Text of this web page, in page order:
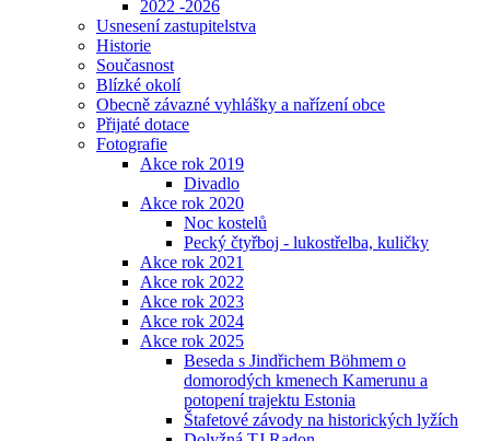
2022 -2026
Usnesení zastupitelstva
Historie
Současnost
Blízké okolí
Obecně závazné vyhlášky a nařízení obce
Přijaté dotace
Fotografie
Akce rok 2019
Divadlo
Akce rok 2020
Noc kostelů
Pecký čtyřboj - lukostřelba, kuličky
Akce rok 2021
Akce rok 2022
Akce rok 2023
Akce rok 2024
Akce rok 2025
Beseda s Jindřichem Böhmem o
domorodých kmenech Kamerunu a
potopení trajektu Estonia
Štafetové závody na historických lyžích